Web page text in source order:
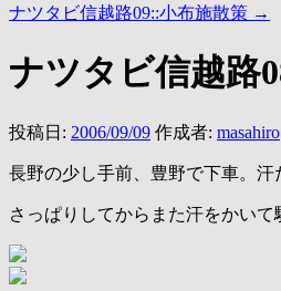
ナツタビ信越路09::小布施散策 →
ナツタビ信越
投稿日: 2006/09/09 作成者: masahiro
長野の少し手前、豊野で下車。
さっぱりしてからまた汗をかい